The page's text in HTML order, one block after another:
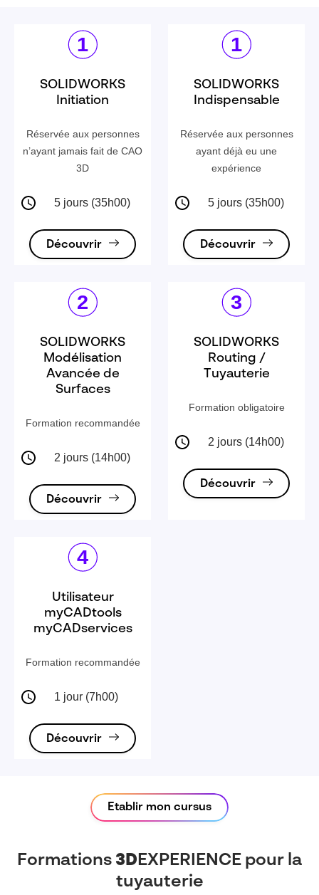
SOLIDWORKS
Initiation
Réservée aux personnes
n’ayant jamais fait de CAO
3D
5 jours (35h00)
Découvrir
SOLIDWORKS
Indispensable
Réservée aux personnes
ayant déjà eu une
expérience
5 jours (35h00)
Découvrir
SOLIDWORKS
Modélisation
Avancée de
Surfaces
Formation recommandée
2 jours (14h00)
Découvrir
SOLIDWORKS
Routing /
Tuyauterie
Formation obligatoire
2 jours (14h00)
Découvrir
Utilisateur
myCADtools
myCADservices
Formation recommandée
1 jour (7h00)
Découvrir
Etablir mon cursus
Formations 3DEXPERIENCE pour la
tuyauterie